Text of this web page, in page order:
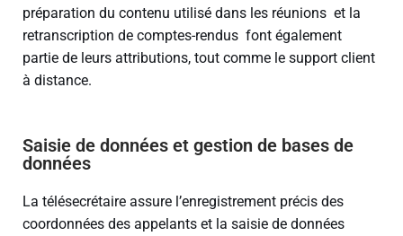
préparation du contenu utilisé dans les réunions et la
retranscription de comptes-rendus font également
partie de leurs attributions, tout comme le support client
à distance.
Saisie de données et gestion de bases de
données
La télésecrétaire assure l’enregistrement précis des
coordonnées des appelants et la saisie de données